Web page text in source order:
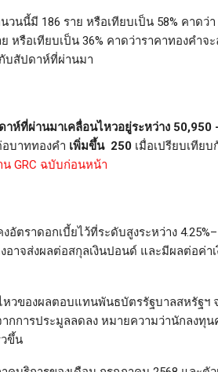
วนนี้มี 186 ราย หรือเทียบเป็น 58% คาดว่า
หรือเทียบเป็น 36% คาดว่าราคาทองคำจ
กับสัปดาห์ที่ผ่านมา
าห์ที่ผ่านมาเคลื่อนไหวอยู่ระหว่าง 50,950
บาททองคำ เพิ่มขึ้น 250 เมื่อเปรียบเทียบ
น GRC ฉบับก่อนหน้า
อัตราดอกเบี้ยไว้ที่ระดับสูงระหว่าง 4.25%–
อาจส่งผลต่อสกุลเงินปอนด์ และมีผลต่อค่า
หวของผลตอบแทนพันธบัตรรัฐบาลสหรัฐฯ
กการประมูลลดลง หมายความว่านักลงทุน
วขึ้น